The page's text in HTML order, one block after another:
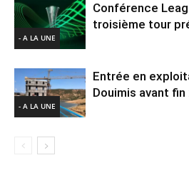
- A LA UNE
Conférence
troisième tour
- A LA UNE
Entrée en
Douimis avant fin